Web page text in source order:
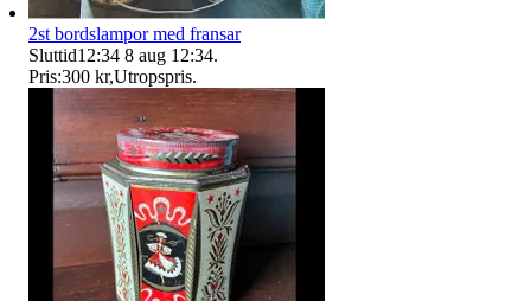
2st bordslampor med fransar
Sluttid12:34 8 aug 12:34.
Pris:300 kr,Utropspris.